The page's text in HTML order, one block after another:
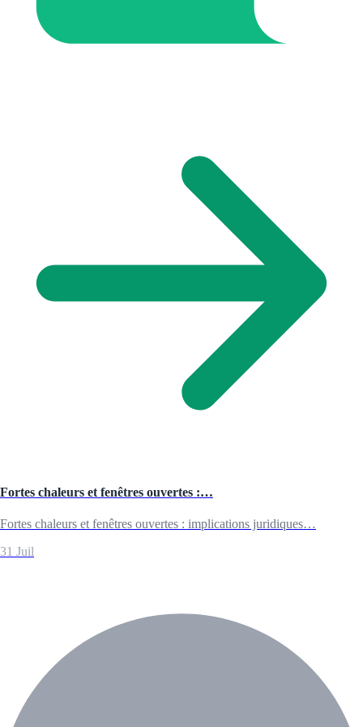
Fortes chaleurs et fenêtres ouvertes :…
Fortes chaleurs et fenêtres ouvertes : implications juridiques…
31 Juil